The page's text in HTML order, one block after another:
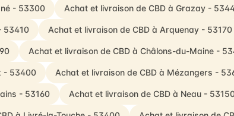
- 53300 Achat et livraison de CBD à Grazay -
53410 Achat et livraison de CBD à Arquenay - 53170
Achat et livraison de CBD à Châlons-du-Maine -
- 53400 Achat et livraison de CBD à Mézangers -
- 53160 Achat et livraison de CBD à Neau -